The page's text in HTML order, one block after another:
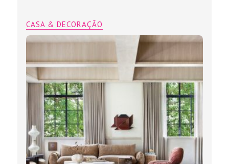
CASA & DECORAÇÃO